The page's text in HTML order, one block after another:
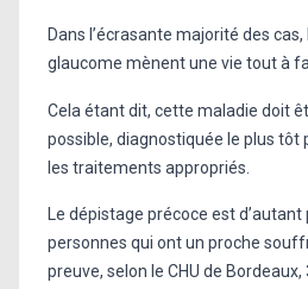
Dans l’écrasante majorité des
glaucome mènent une vie tout à
Cela étant dit, cette maladie doit
possible, diagnostiquée le plus tôt
les traitements appropriés.
Le dépistage précoce est
personnes qui ont un proche
preuve, selon le CHU de